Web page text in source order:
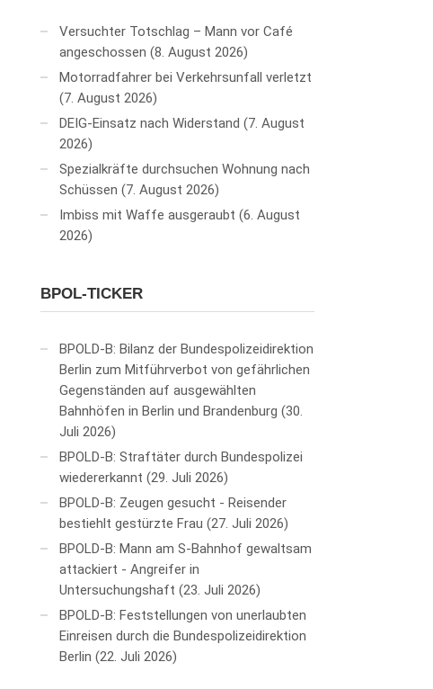
Versuchter Totschlag – Mann vor Café
angeschossen 8. August 2026
Motorradfahrer bei Verkehrsunfall verletzt
7. August 2026
DEIG-Einsatz nach Widerstand
7. August
2026
Spezialkräfte durchsuchen Wohnung nach
Schüssen
7. August 2026
Imbiss mit Waffe ausgeraubt 6. August
2026
BPOL-TICKER
BPOLD-B: Bilanz der Bundespolizeidirektion
Berlin zum Mitführverbot von gefährlichen
Gegenständen auf ausgewählten
Bahnhöfen in Berlin und Brandenburg 30.
Juli 2026
BPOLD-B: Straftäter durch Bundespolizei
wiedererkannt 29. Juli 2026
BPOLD-B: Zeugen gesucht - Reisender
bestiehlt gestürzte Frau 27. Juli 2026
BPOLD-B: Mann am S-Bahnhof gewaltsam
attackiert - Angreifer in
Untersuchungshaft 23. Juli 2026
BPOLD-B: Feststellungen von unerlaubten
Einreisen durch die Bundespolizeidirektion
Berlin 22. Juli 2026